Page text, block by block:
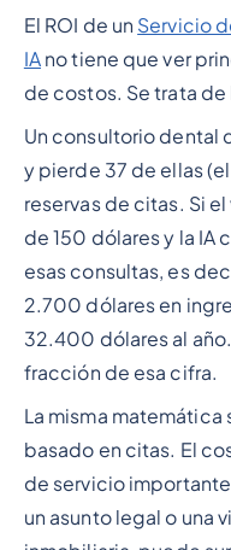
El ROI de un Servicio
IA no tiene que ver
de costos. Se trata
Un consultorio dental
y pierde 37 de ellas
reservas de citas. Si
de 150 dólares y la IA
esas consultas, es
2.700 dólares en
32.400 dólares al
fracción de esa cifra.
La misma
basado en citas. El
de servicio
un asunto legal o una